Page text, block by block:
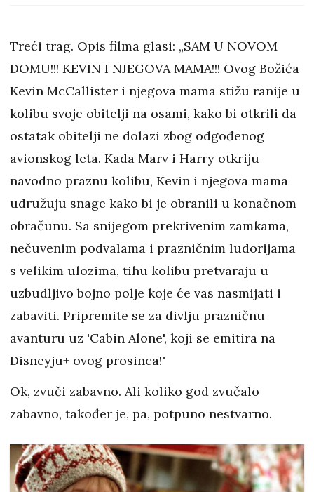
Treći trag. Opis filma glasi: „SAM U NOVOM
DOMU!!! KEVIN I NJEGOVA MAMA!!! Ovog Božića
Kevin McCallister i njegova mama stižu ranije u
kolibu svoje obitelji na osami, kako bi otkrili da
ostatak obitelji ne dolazi zbog odgođenog
avionskog leta. Kada Marv i Harry otkriju
navodno praznu kolibu, Kevin i njegova mama
udružuju snage kako bi je obranili u konačnom
obračunu. Sa snijegom prekrivenim zamkama,
nečuvenim podvalama i prazničnim ludorijama
s velikim ulozima, tihu kolibu pretvaraju u
uzbudljivo bojno polje koje će vas nasmijati i
zabaviti. Pripremite se za divlju prazničnu
avanturu uz 'Cabin Alone', koji se emitira na
Disneyju+ ovog prosinca!"
Ok, zvuči zabavno. Ali koliko god zvučalo
zabavno, također je, pa, potpuno nestvarno.